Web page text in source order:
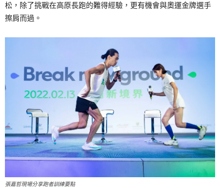
松，除了挑戰在高原長跑的難得經驗，更有機會與奧運金牌選手
擦肩而過。
張嘉哲現場分享跑者訓練要點